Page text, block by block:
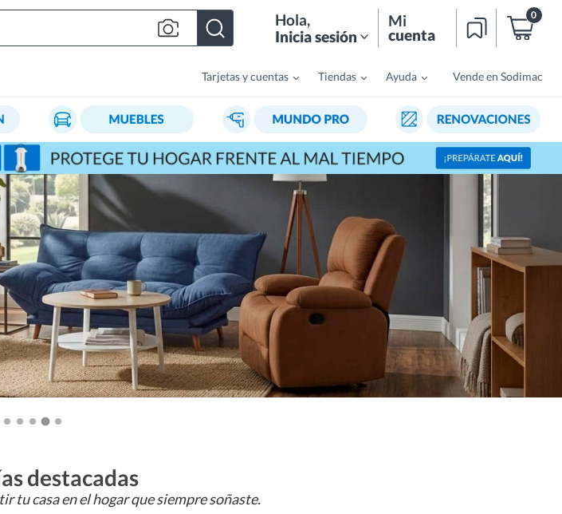
Hola,
Inicia sesión
Mi
cuenta
0
Tarjetas y cuentas Tiendas Ayuda Vende en Sodimac
destacadas
tu casa en el hogar que siempre soñaste.